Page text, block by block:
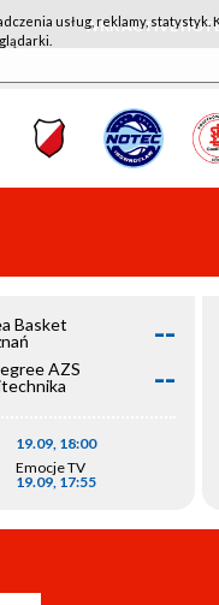
WKK ACTIVE
Basket
--
AZS
--
19.09, 18:00
Emocje TV
19.09, 17:55
usług, reklamy,